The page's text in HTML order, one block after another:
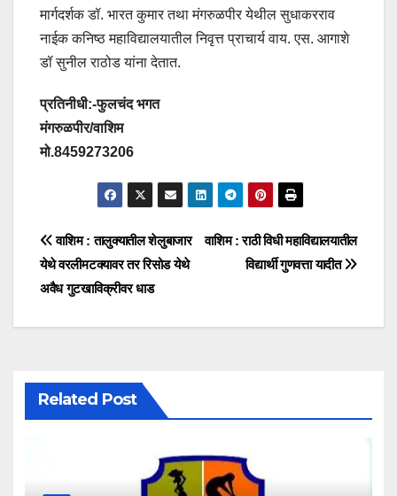
मार्गदर्शक डॉ. भारत कुमार तथा मंगरुळपीर येथील सुधाकरराव
नाईक कनिष्ठ महाविद्यालयातील निवृत्त प्राचार्य वाय. एस. आगाशे
डॉ सुनील राठोड यांना देतात.
प्रतिनीधी:-फुलचंद भगत
मंगरुळपीर/वाशिम
मो.8459273206
वाशिम : राठी विधी महाविद्यालयातील
विद्यार्थी गुणवत्ता यादीत
वाशिम : तालुक्यातील शेलुबाजार
येथे वरलीमटक्यावर तर रिसोड येथे
अवैध गुटखाविक्रीवर धाड
Related Post